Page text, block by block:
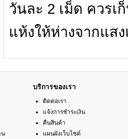
วันละ 2 เม็ด ควร
แห้งให้ห่างจากแส
น
บริการของเรา
ติดต่อเรา
แจ้งการชำระเงิน
คืนสินค้า
แผนผังเว็บไซต์